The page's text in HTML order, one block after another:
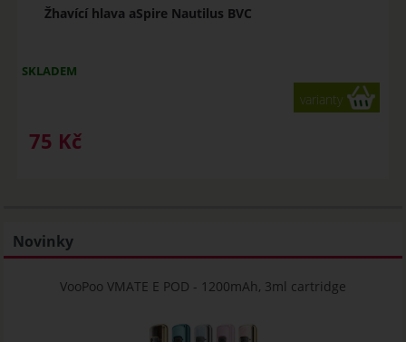
Žhavící hlava aSpire Nautilus BVC
SKLADEM
varianty
75 Kč
Novinky
VooPoo VMATE E POD - 1200mAh, 3ml cartridge